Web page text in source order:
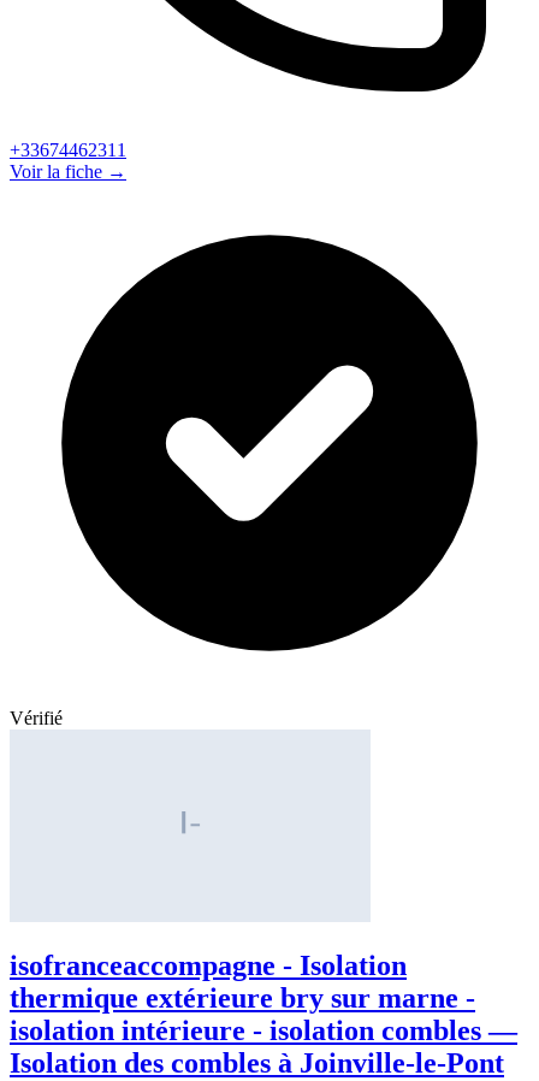
+33674462311
Voir la fiche →
Vérifié
isofranceaccompagne - Isolation
thermique extérieure bry sur marne -
isolation intérieure - isolation combles —
Isolation des combles à Joinville-le-Pont